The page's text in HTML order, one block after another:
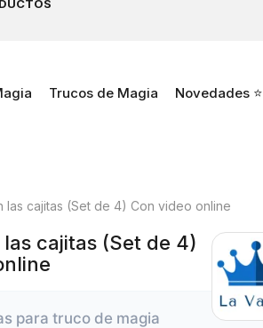
Trucos de Magia Novedades ⭐
las cajitas (Set de 4) Con video online
cajitas (Set de 4)
para truco de magia